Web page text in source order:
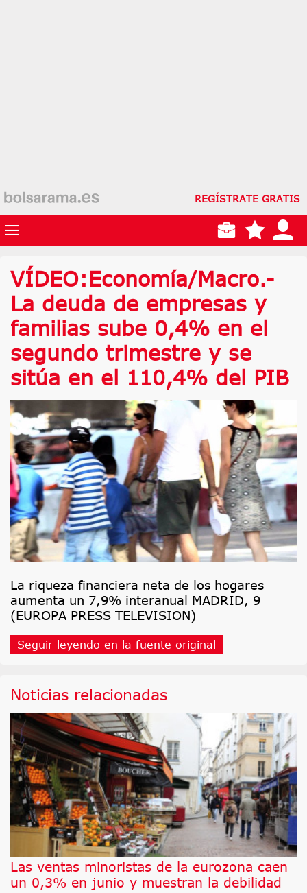
REGÍSTRATE GRATIS
VÍDEO:Economía/Macro.-
La deuda de empresas y
familias sube 0,4% en el
segundo trimestre y se
sitúa en el 110,4% del PIB
La riqueza financiera neta de los hogares
aumenta un 7,9% interanual MADRID, 9
(EUROPA PRESS TELEVISION)
Seguir leyendo en la fuente original
Noticias relacionadas
Las ventas minoristas de la eurozona caen
un 0,3% en junio y muestran la debilidad